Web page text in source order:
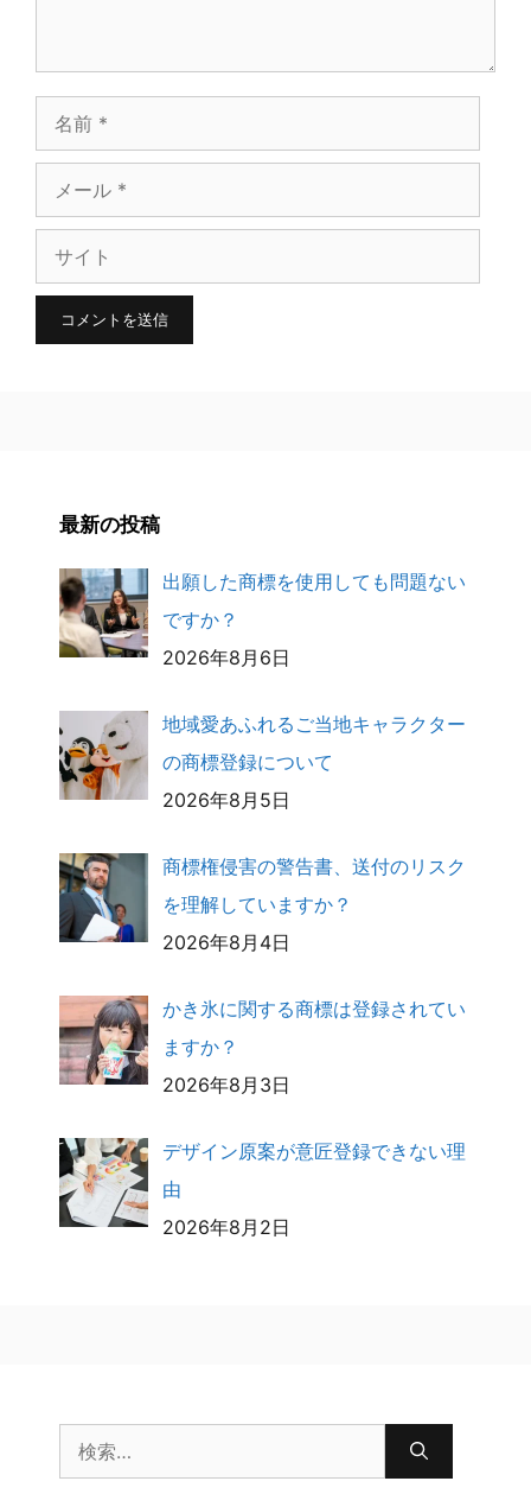
前
ー
イ
最新の投稿
出願した商標を使用しても問題ない
ですか？
2026年8月6日
地域愛あふれるご当地キャラクター
の商標登録について
2026年8月5日
商標権侵害の警告書、送付のリスク
を理解していますか？
2026年8月4日
かき氷に関する商標は登録されてい
ますか？
2026年8月3日
デザイン原案が意匠登録できない理
由
2026年8月2日
索: